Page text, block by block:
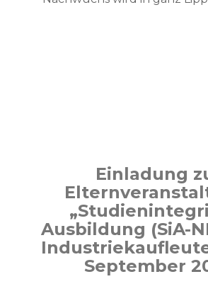
Einladung
Ausbildung (SiA-
September